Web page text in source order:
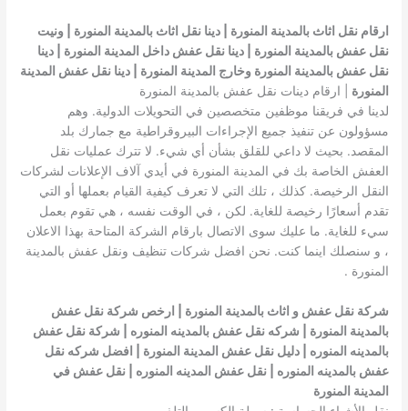
ارقام نقل اثاث بالمدينة المنورة | دينا نقل اثاث بالمدينة المنورة | ونيت
نقل عفش بالمدينة المنورة | دينا نقل عفش داخل المدينة المنورة | دينا
نقل عفش بالمدينة المنورة وخارج المدينة المنورة | دينا نقل عفش المدينة
المنورة | ارقام دينات نقل عفش بالمدينة المنورة
لدينا في فريقنا موظفين متخصصين في التحويلات الدولية. وهم
مسؤولون عن تنفيذ جميع الإجراءات البيروقراطية مع جمارك بلد
المقصد. بحيث لا داعي للقلق بشأن أي شيء. لا تترك عمليات نقل
العفش الخاصة بك في المدينة المنورة في أيدي آلاف الإعلانات لشركات
النقل الرخيصة. كذلك ، تلك التي لا تعرف كيفية القيام بعملها أو التي
تقدم أسعارًا رخيصة للغاية. لكن ، في الوقت نفسه ، هي تقوم بعمل
سيء للغاية. ما عليك سوى الاتصال بارقام الشركة المتاحة بهذا الاعلان
، و سنصلك اينما كنت. نحن افضل شركات تنظيف ونقل عفش بالمدينة
المنورة .
شركة نقل عفش و اثاث بالمدينة المنورة |
ارخص شركة نقل عفش
بالمدينة المنورة | شركه نقل عفش بالمدينه المنوره | شركة نقل عفش
بالمدينه المنوره | دليل نقل عفش المدينة المنورة | افضل شركه نقل
عفش بالمدينه المنوره | نقل عفش المدينه المنوره | نقل عفش في
المدينة المنورة